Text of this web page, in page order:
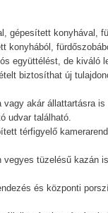
gépesített konyhával,
együttélést, de kiváló
biztosíthat új
akár állattartásra is
udvar található.
térfigyelő
tüzelésű kazán
és központi